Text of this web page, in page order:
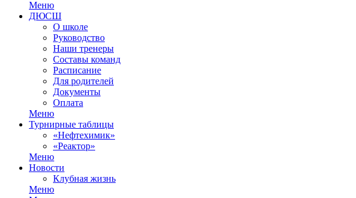
Меню
ДЮСШ
О школе
Руководство
Наши тренеры
Составы команд
Расписание
Для родителей
Документы
Оплата
Меню
Турнирные таблицы
«Нефтехимик»
«Реактор»
Меню
Новости
Клубная жизнь
Меню